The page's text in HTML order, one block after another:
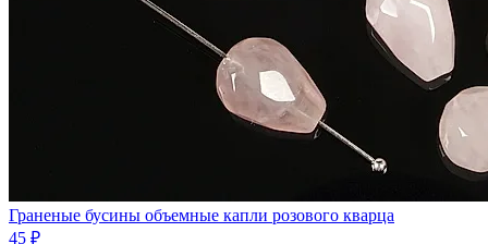
Граненые бусины объемные капли розового кварца
45 ₽